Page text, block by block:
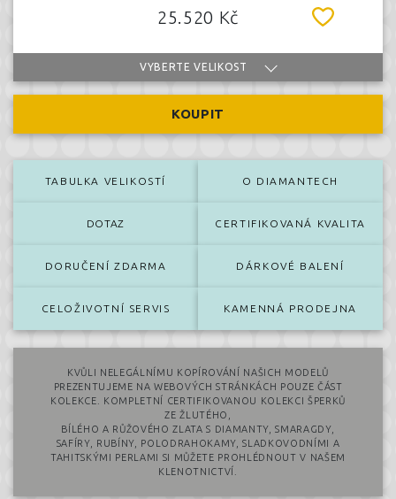
25.520 Kč
VYBERTE VELIKOST
KOUPIT
TABULKA VELIKOSTÍ O DIAMANTECH
DOTAZ CERTIFIKOVANÁ KVALITA
DORUČENÍ ZDARMA DÁRKOVÉ BALENÍ
CELOŽIVOTNÍ SERVIS KAMENNÁ PRODEJNA
KVŮLI NELEGÁLNÍMU KOPÍROVÁNÍ NAŠICH MODELŮ
PREZENTUJEME NA WEBOVÝCH STRÁNKÁCH POUZE ČÁST
KOLEKCE. KOMPLETNÍ CERTIFIKOVANOU KOLEKCI ŠPERKŮ
ZE ŽLUTÉHO,
BÍLÉHO A RŮŽOVÉHO ZLATA S DIAMANTY, SMARAGDY,
SAFÍRY, RUBÍNY, POLODRAHOKAMY, SLADKOVODNÍMI A
TAHITSKÝMI PERLAMI SI MŮŽETE PROHLÉDNOUT V NAŠEM
KLENOTNICTVÍ.